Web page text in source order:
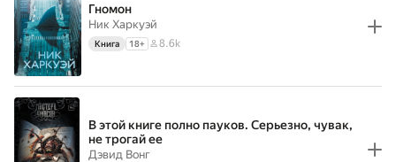
Гномон
Ник Харкуэй
Книга 18+ 8.6k
В этой книге полно пауков. Серьезно, чувак,
не трогай ее
Дэвид Вонг